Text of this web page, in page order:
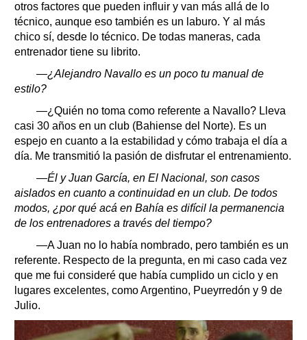
otros factores que pueden influir y van más allá de lo
técnico, aunque eso también es un laburo. Y al más
chico sí, desde lo técnico. De todas maneras, cada
entrenador tiene su librito.
—¿Alejandro Navallo es un poco tu manual de
estilo?
—¿Quién no toma como referente a Navallo? Lleva
casi 30 años en un club (Bahiense del Norte). Es un
espejo en cuanto a la estabilidad y cómo trabaja el día a
día. Me transmitió la pasión de disfrutar el entrenamiento.
—Él y Juan García, en El Nacional, son casos
aislados en cuanto a continuidad en un club. De todos
modos, ¿por qué acá en Bahía es difícil la permanencia
de los entrenadores a través del tiempo?
—A Juan no lo había nombrado, pero también es un
referente. Respecto de la pregunta, en mi caso cada vez
que me fui consideré que había cumplido un ciclo y en
lugares excelentes, como Argentino, Pueyrredón y 9 de
Julio.